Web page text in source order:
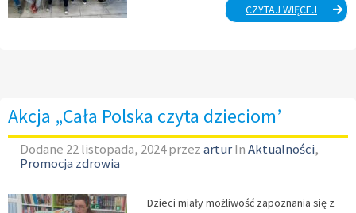
CZYTAJ WIĘCEJ „DZIEŃ
Akcja „Cała Polska czyta dzieciom’
Dodane 22 listopada, 2024przezarturInAktualności,
Promocja zdrowia
Dzieci miały możliwość zapoznania się z